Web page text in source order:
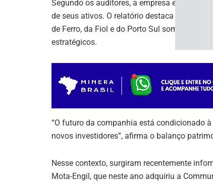
Segundo os auditores, a empresa encontra-
de seus ativos. O relatório destaca que os
de Ferro, da Fiol e do Porto Sul somente
estratégicos.
“O futuro da companhia está condicionado
novos investidores”, afirma o balanço
Nesse contexto, surgiram recentemente
Mota-Engil, que neste ano adquiriu a